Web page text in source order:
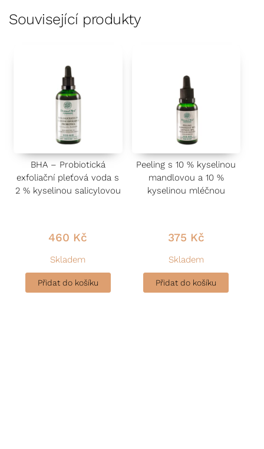
Související produkty
BHA – Probiotická
exfoliační pleťová voda s
2 % kyselinou salicylovou
460 Kč
Skladem
Přidat do košíku
Peeling s 10 % kyselinou
mandlovou a 10 %
kyselinou mléčnou
375 Kč
Skladem
Přidat do košíku